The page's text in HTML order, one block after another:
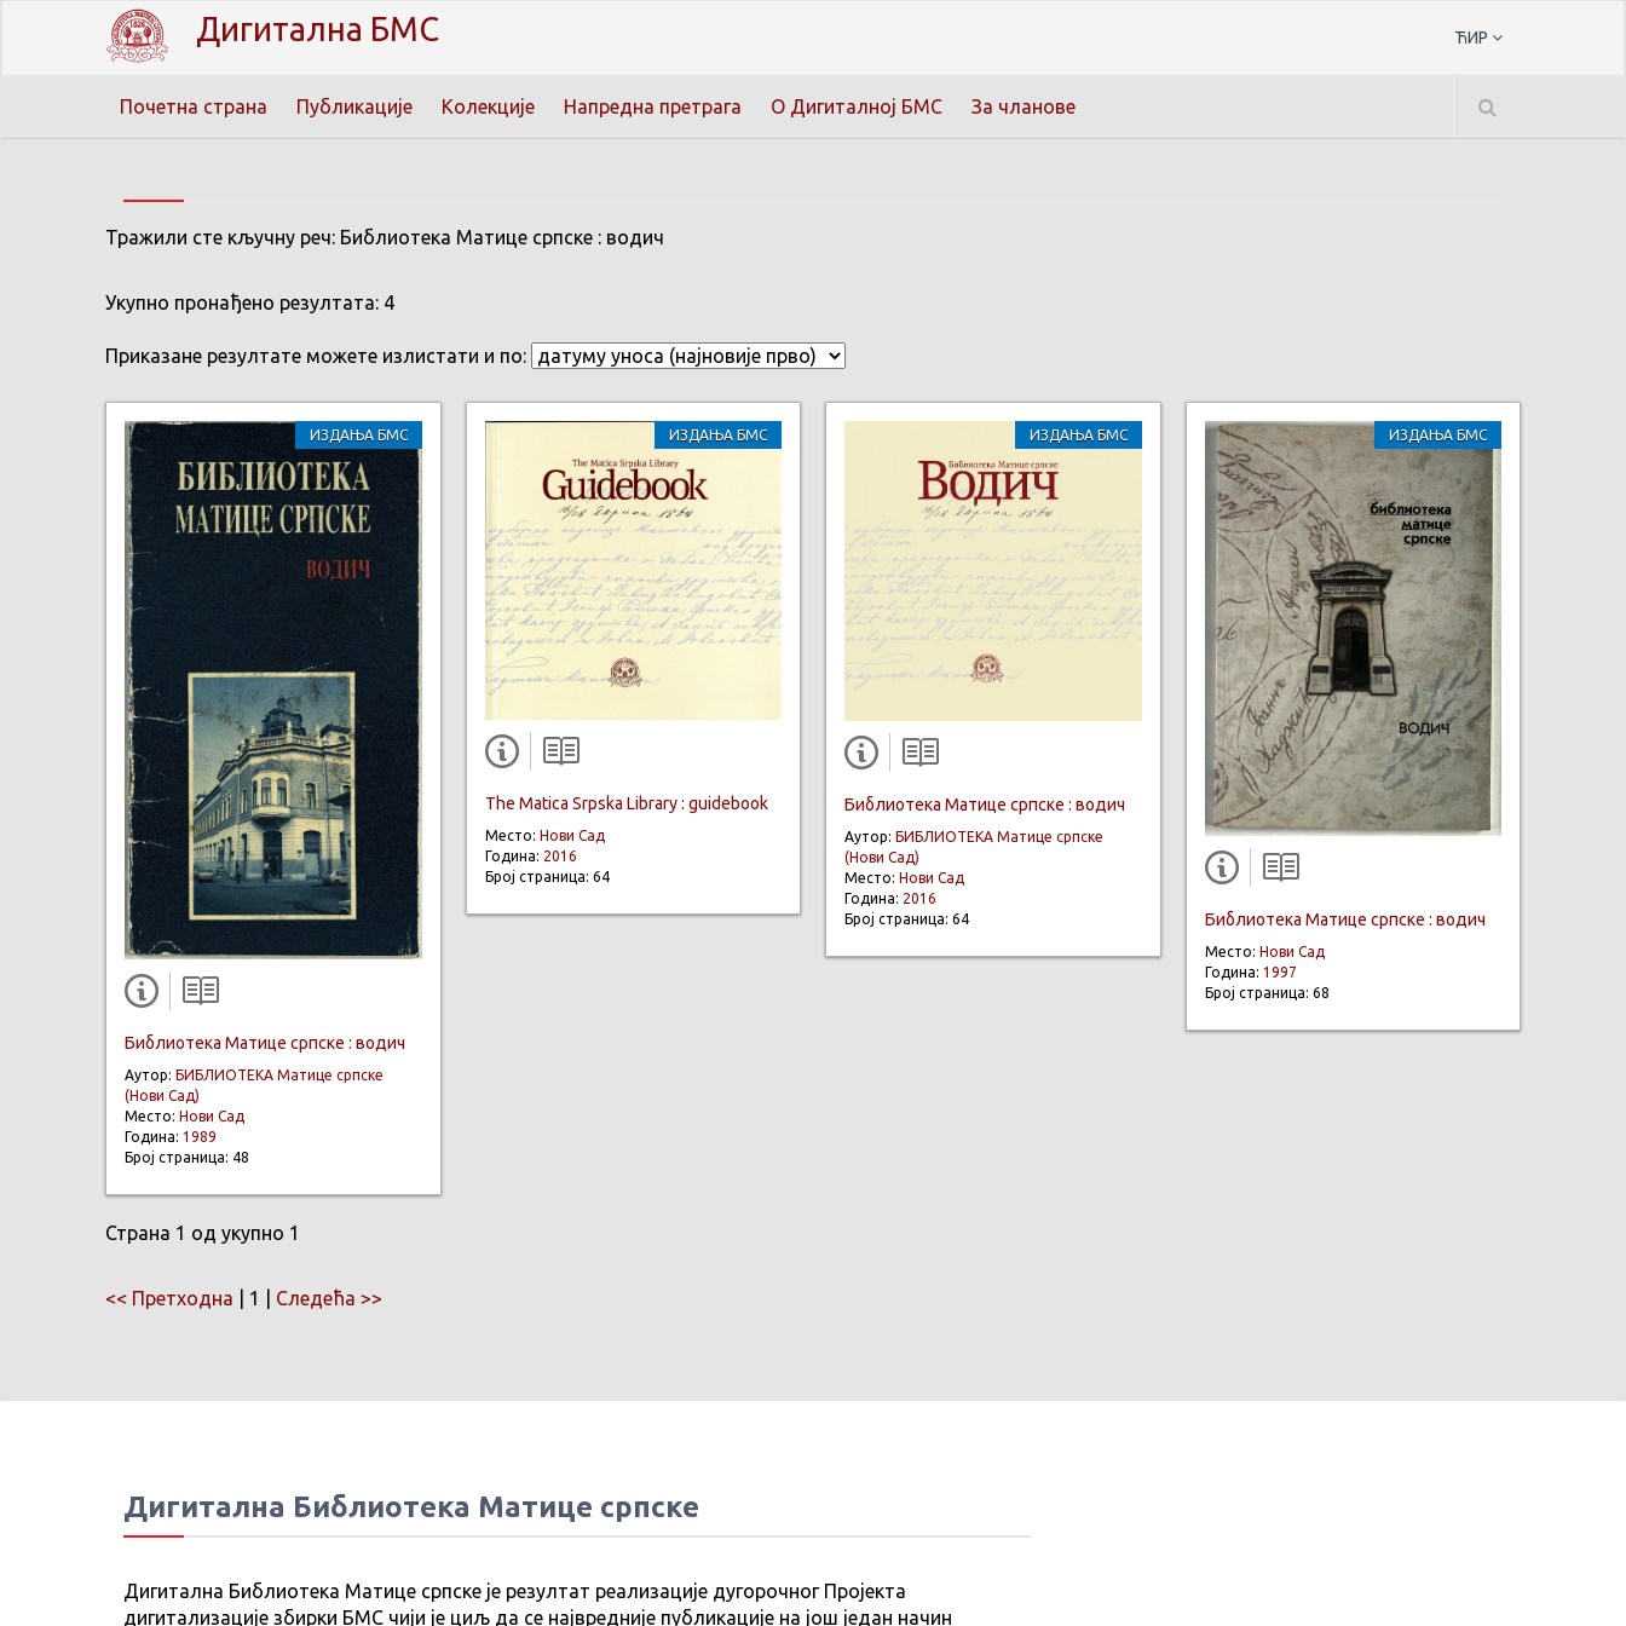
Дигитална БМС ЋИР
Почетна страна Публикације Колекције Напредна претрага О Дигиталној БМС За чланове
Тражили сте кључну реч: Библиотека Матице српске : водич
Укупно пронађено резултата: 4
Приказане резултате можете излистати и по:
ИЗДАЊА БМС
Библиотека Матице српске : водич
Аутор: БИБЛИОТЕКА Матице српске
(Нови Сад)
Место: Нови Сад
Година: 1989
Број страница: 48
ИЗДАЊА БМС
The Matica Srpska Library : guidebook
Место: Нови Сад
Година: 2016
Број страница: 64
ИЗДАЊА БМС
Библиотека Матице српске : водич
Аутор: БИБЛИОТЕКА Матице српске
(Нови Сад)
Место: Нови Сад
Година: 2016
Број страница: 64
ИЗДАЊА БМС
Библиотека Матице српске : водич
Место: Нови Сад
Година: 1997
Број страница: 68
Страна 1 од укупно 1
<< Претходна | 1 | Следећа >>
Дигитална Библиотека Матице српске
Дигитална Библиотека Матице српске је резултат реализације дугорочног Пројекта
дигитализације збирки БМС чији је циљ да се највредније публикације на још један начин